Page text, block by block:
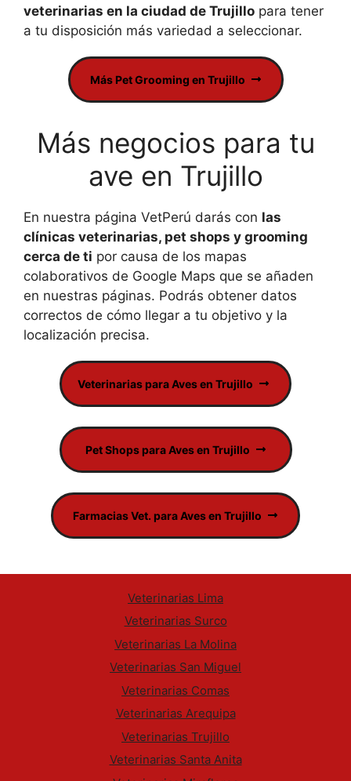
veterinarias en la ciudad de Trujillo para tener
a tu disposición más variedad a seleccionar.
Más Pet Grooming en Trujillo
Más negocios para tu
ave en Trujillo
En nuestra página VetPerú darás con las
clínicas veterinarias, pet shops y grooming
cerca de ti por causa de los mapas
colaborativos de Google Maps que se añaden
en nuestras páginas. Podrás obtener datos
correctos de cómo llegar a tu objetivo y la
localización precisa.
Veterinarias para Aves en Trujillo
Pet Shops para Aves en Trujillo
Farmacias Vet. para Aves en Trujillo
Veterinarias Lima
Veterinarias Surco
Veterinarias La Molina
Veterinarias San Miguel
Veterinarias Comas
Veterinarias Arequipa
Veterinarias Trujillo
Veterinarias Santa Anita